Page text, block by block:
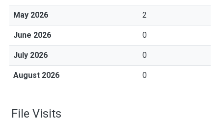
May 2026 2
June 2026 0
July 2026 0
August 2026 0
File Visits